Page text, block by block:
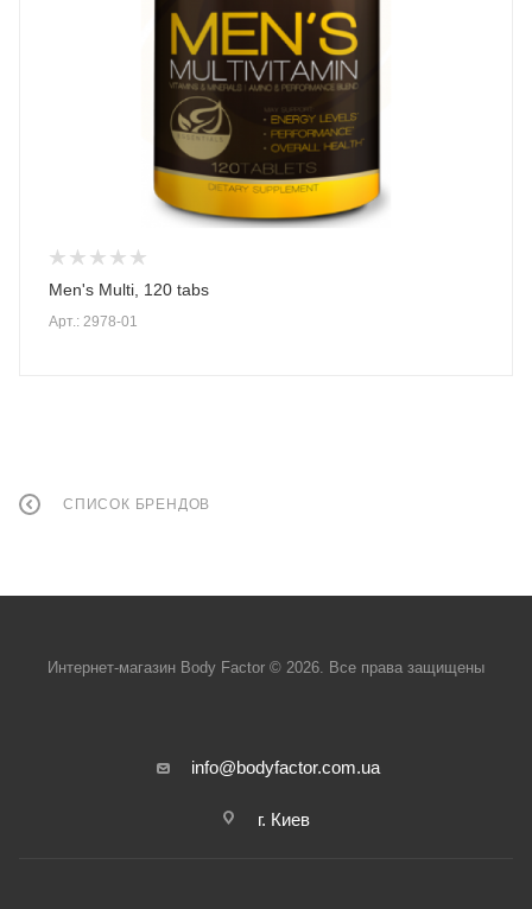
Men's Multi, 120 tabs
Арт.: 2978-01
СПИСОК БРЕНДОВ
Интернет-магазин Body Factor © 2026. Все права защищены
info@bodyfactor.com.ua
г. Киев